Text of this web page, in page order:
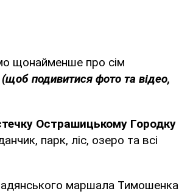
щонайменше про сім
(щоб подивитися фото та відео,
Острашицькому Городку
парк, ліс, озеро та всі
маршала Тимошенка